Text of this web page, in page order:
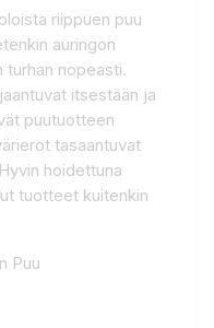
riippuen puu
auringon
turhan nopeasti.
itsestään ja
puutuotteen
tasaantuvat
hoidettuna
tuotteet kuitenkin
Puu